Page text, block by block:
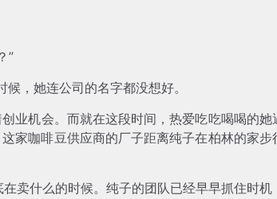
”
，她连公司的名字都没想好。
创业机会。而就在这段时间，热爱吃吃喝喝的她
家咖啡豆供应商的厂子距离纯子在柏林的家步
卖什么的时候。纯子的团队已经早早抓住时机